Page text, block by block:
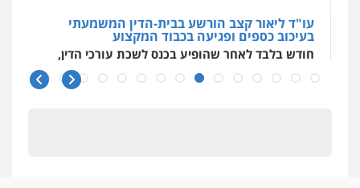
ניר קידר – צלם
צילום עורכי דין שירותים מקצועיים לעורכי
0504578527
10 מיליון
עורך-דין חשוד בהעלמת הכנסות והתחמקות ממס
רכישה
קטינים בסביבה מנוכרת